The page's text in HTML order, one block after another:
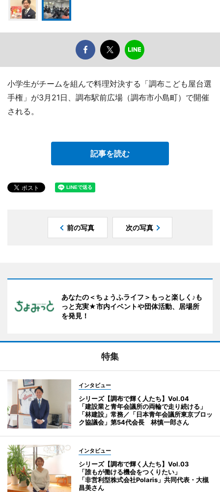
小学生がチームを組んで料理対決する「調布こども屋台選
手権」が3月21日、調布駅前広場（調布市小島町）で開催
される。
記事を読む
前の写真 次の写真
あなたの＜ちょうふライフ＞もっと楽しく♪も
っと充実★市内イベントや団体活動、居場所
を発見！
特集
インタビュー
シリーズ【調布で輝く人たち】Vol.04
「建設業と青年会議所の両輪で走り続ける」
「林建設」常務／「日本青年会議所東京ブロッ
ク協議会」第54代会長 林慎一郎さん
インタビュー
シリーズ【調布で輝く人たち】Vol.03
「誰もが働ける機会をつくりたい」
「非営利型株式会社Polaris」共同代表・大槻
昌美さん